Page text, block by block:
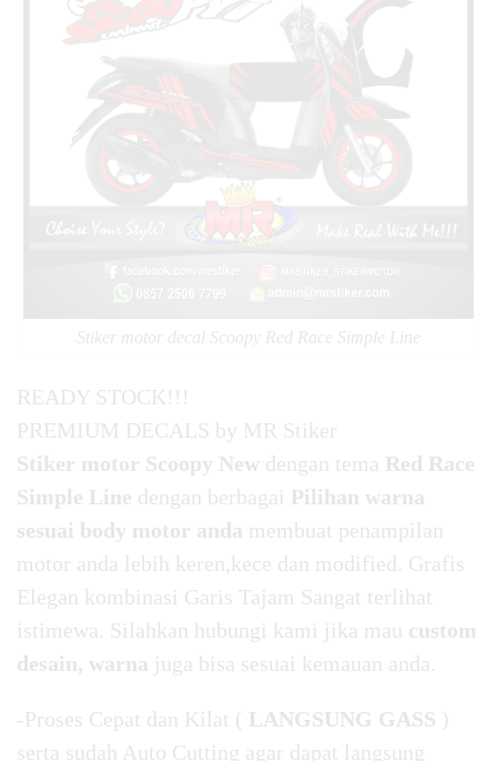
Stiker motor decal Scoopy Red Race Simple Line
READY STOCK!!!
PREMIUM DECALS by MR Stiker
Stiker motor Scoopy New dengan tema Red Race
Simple Line dengan berbagai Pilihan warna
sesuai body motor anda membuat penampilan
motor anda lebih keren,kece dan modified. Grafis
Elegan kombinasi Garis Tajam Sangat terlihat
istimewa. Silahkan hubungi kami jika mau custom
desain, warna juga bisa sesuai kemauan anda.
-Proses Cepat dan Kilat ( LANGSUNG GASS )
serta sudah Auto Cutting agar dapat langsung